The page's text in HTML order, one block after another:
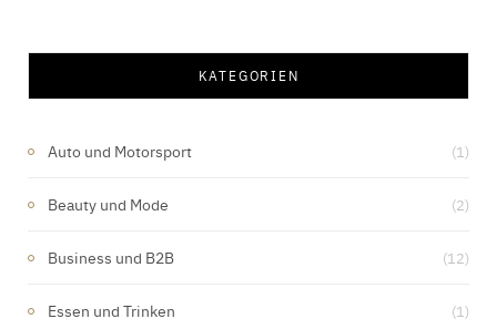
KATEGORIEN
Auto und Motorsport (1)
Beauty und Mode (2)
Business und B2B (12)
Essen und Trinken (1)